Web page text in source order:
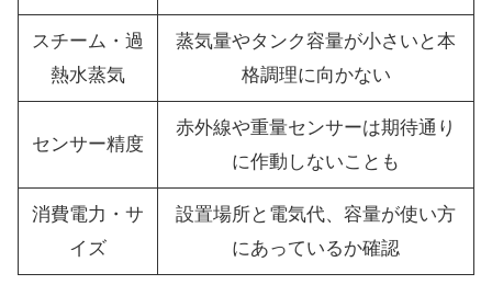
スチーム・過
熱水蒸気
蒸気量やタンク容量が小さいと本
格調理に向かない
センサー精度
赤外線や重量センサーは期待通り
に作動しないことも
消費電力・サ
イズ
設置場所と電気代、容量が使い方
にあっているか確認